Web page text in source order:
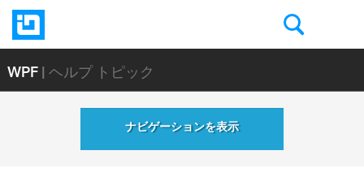
WPF| ヘルプ トピック
ナビゲーションを表示